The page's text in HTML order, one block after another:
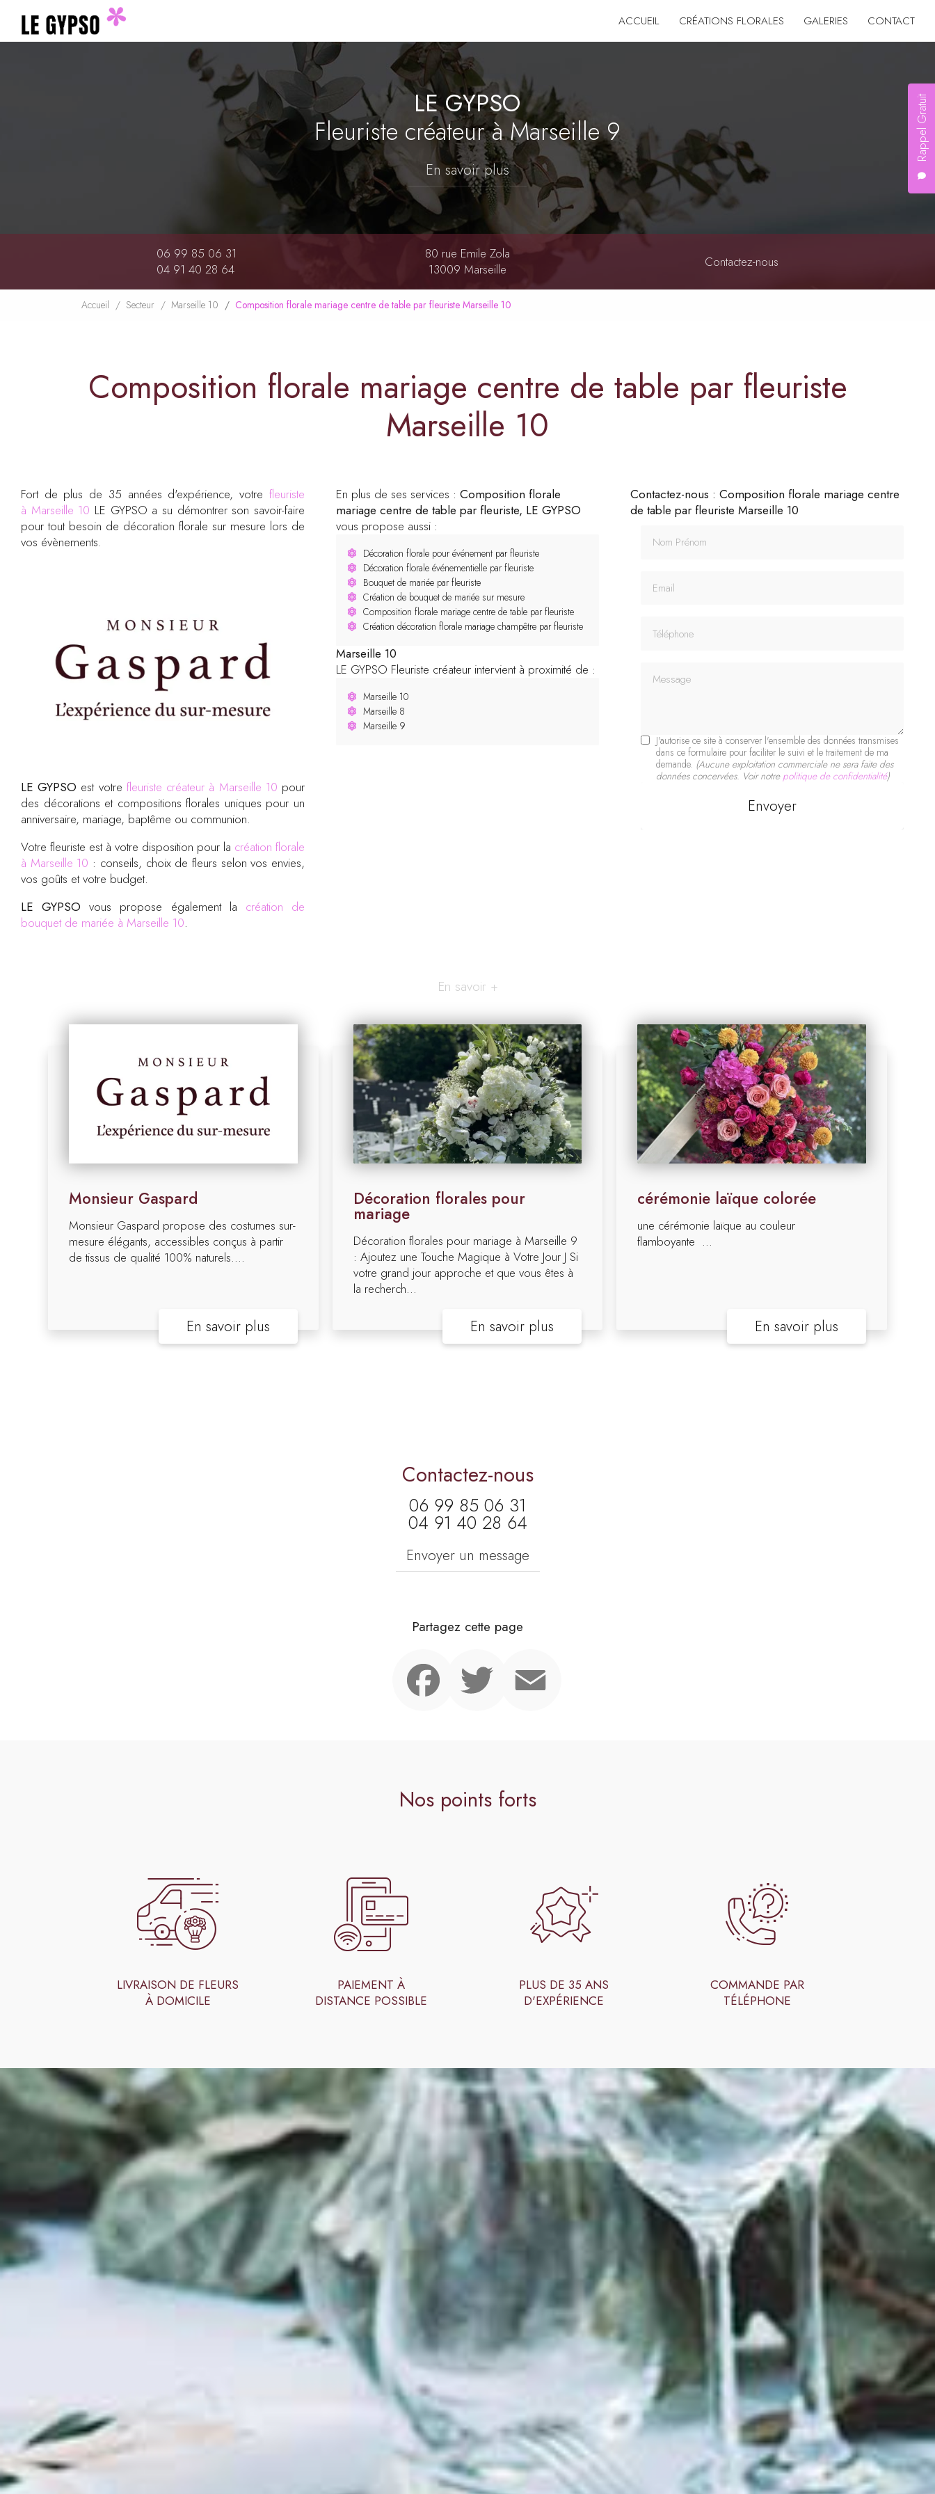
contenu
Rappel Gratuit
ACCUEIL CRÉATIONS FLORALES GALERIES CONTACT
LE GYPSO
Fleuriste créateurà Marseille 9
En savoir plus
06 99 85 06 31
04 91 40 28 64
80 rue Emile Zola
13009 Marseille
Contactez-nous
Accueil Secteur Marseille 10 Composition florale mariage centre de table par fleuriste Marseille 10
Composition florale mariage centre de table par fleuriste
Marseille 10
Fort de plus de 35 années d'expérience, votre fleuriste
à Marseille 10 LE GYPSO a su démontrer son savoir-faire
pour tout besoin de décoration florale sur mesure lors de
vos évènements.
LE GYPSO est votre fleuriste créateur à Marseille 10 pour
des décorations et compositions florales uniques pour un
anniversaire, mariage, baptême ou communion.
Votre fleuriste est à votre disposition pour la création florale
à Marseille 10 : conseils, choix de fleurs selon vos envies,
vos goûts et votre budget.
LE GYPSO vous propose également la création de
bouquet de mariée à Marseille 10.
En plus de ses services : Composition florale
mariage centre de table par fleuriste, LE GYPSO
vous propose aussi :
Décoration florale pour événement par fleuriste
Décoration florale événementielle par fleuriste
Bouquet de mariée par fleuriste
Création de bouquet de mariée sur mesure
Composition florale mariage centre de table par fleuriste
Création décoration florale mariage champêtre par fleuriste
Marseille 10
LE GYPSO Fleuriste créateur intervient à proximité de :
Marseille 10
Marseille 8
Marseille 9
Contactez-nous : Composition florale mariage centre
de table par fleuriste Marseille 10
J'autorise ce site à conserver l'ensemble des données transmises
dans ce formulaire pour faciliter le suivi et le traitement de ma
demande. (Aucune exploitation commerciale ne sera faite des
données concervées. Voir notre politique de confidentialité)
En savoir +
Monsieur Gaspard
Monsieur Gaspard propose des costumes sur-
mesure élégants, accessibles conçus à partir
de tissus de qualité 100% naturels....
En savoir plus
Décoration florales pour
mariage
Décoration florales pour mariage à Marseille 9
: Ajoutez une Touche Magique à Votre Jour J Si
votre grand jour approche et que vous êtes à
la recherch...
En savoir plus
cérémonie laïque colorée
une cérémonie laïque au couleur
flamboyante ...
En savoir plus
Contactez-nous
06 99 85 06 31
04 91 40 28 64
Envoyer un message
Partagez cette page
Nos points forts
LIVRAISON DE FLEURS
À DOMICILE
PAIEMENT À
DISTANCE POSSIBLE
PLUS DE 35 ANS
D'EXPÉRIENCE
COMMANDE PAR
TÉLÉPHONE